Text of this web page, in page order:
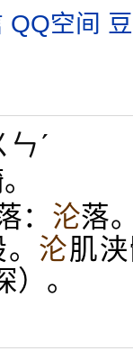
QQ空间
ㄣˊ
： 沦落
沦肌
。